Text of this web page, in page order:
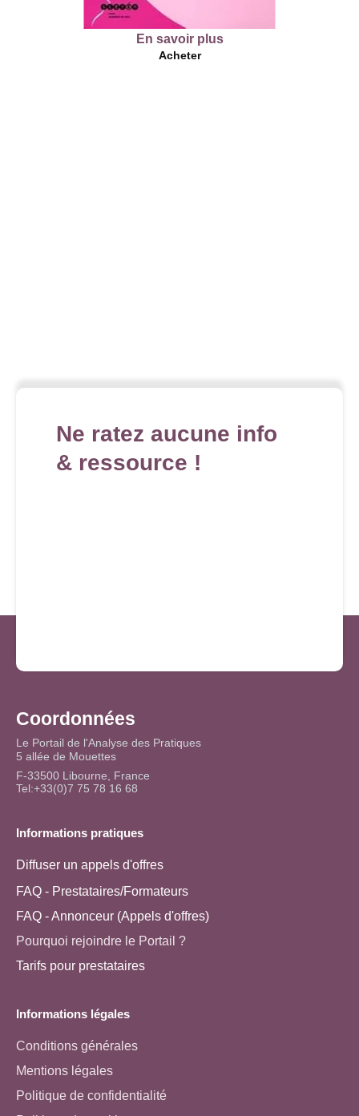
En savoir plus
Acheter
Ne ratez aucune info
& ressource !
Coordonnées
Le Portail de l'Analyse des Pratiques
5 allée de Mouettes
F-33500 Libourne, France
Tel:+33(0)7 75 78 16 68
Informations pratiques
Diffuser un appels d'offres
FAQ - Prestataires/Formateurs
FAQ - Annonceur (Appels d'offres)
Pourquoi rejoindre le Portail ?
Tarifs pour prestataires
Informations légales
Conditions générales
Mentions légales
Politique de confidentialité